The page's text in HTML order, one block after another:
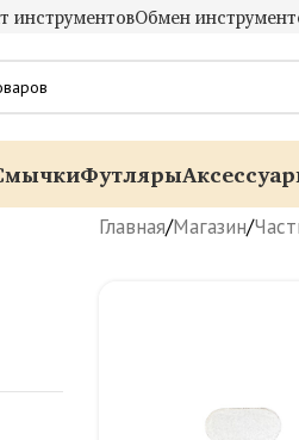
инструментовОбмен
Футляры
Главная/Магазин/